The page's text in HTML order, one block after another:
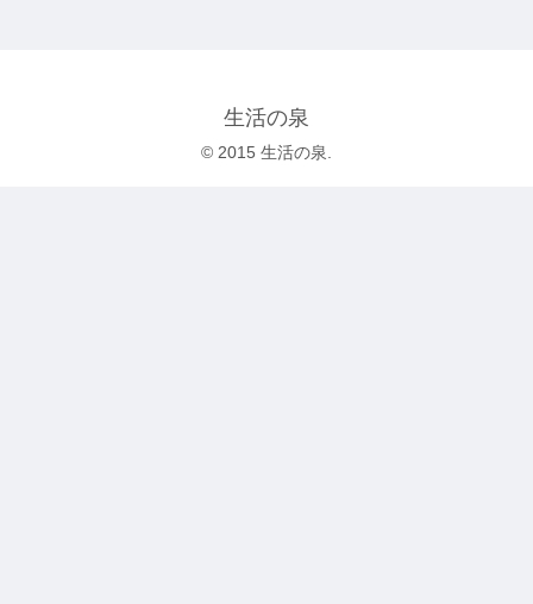
生活の泉
© 2015 生活の泉.